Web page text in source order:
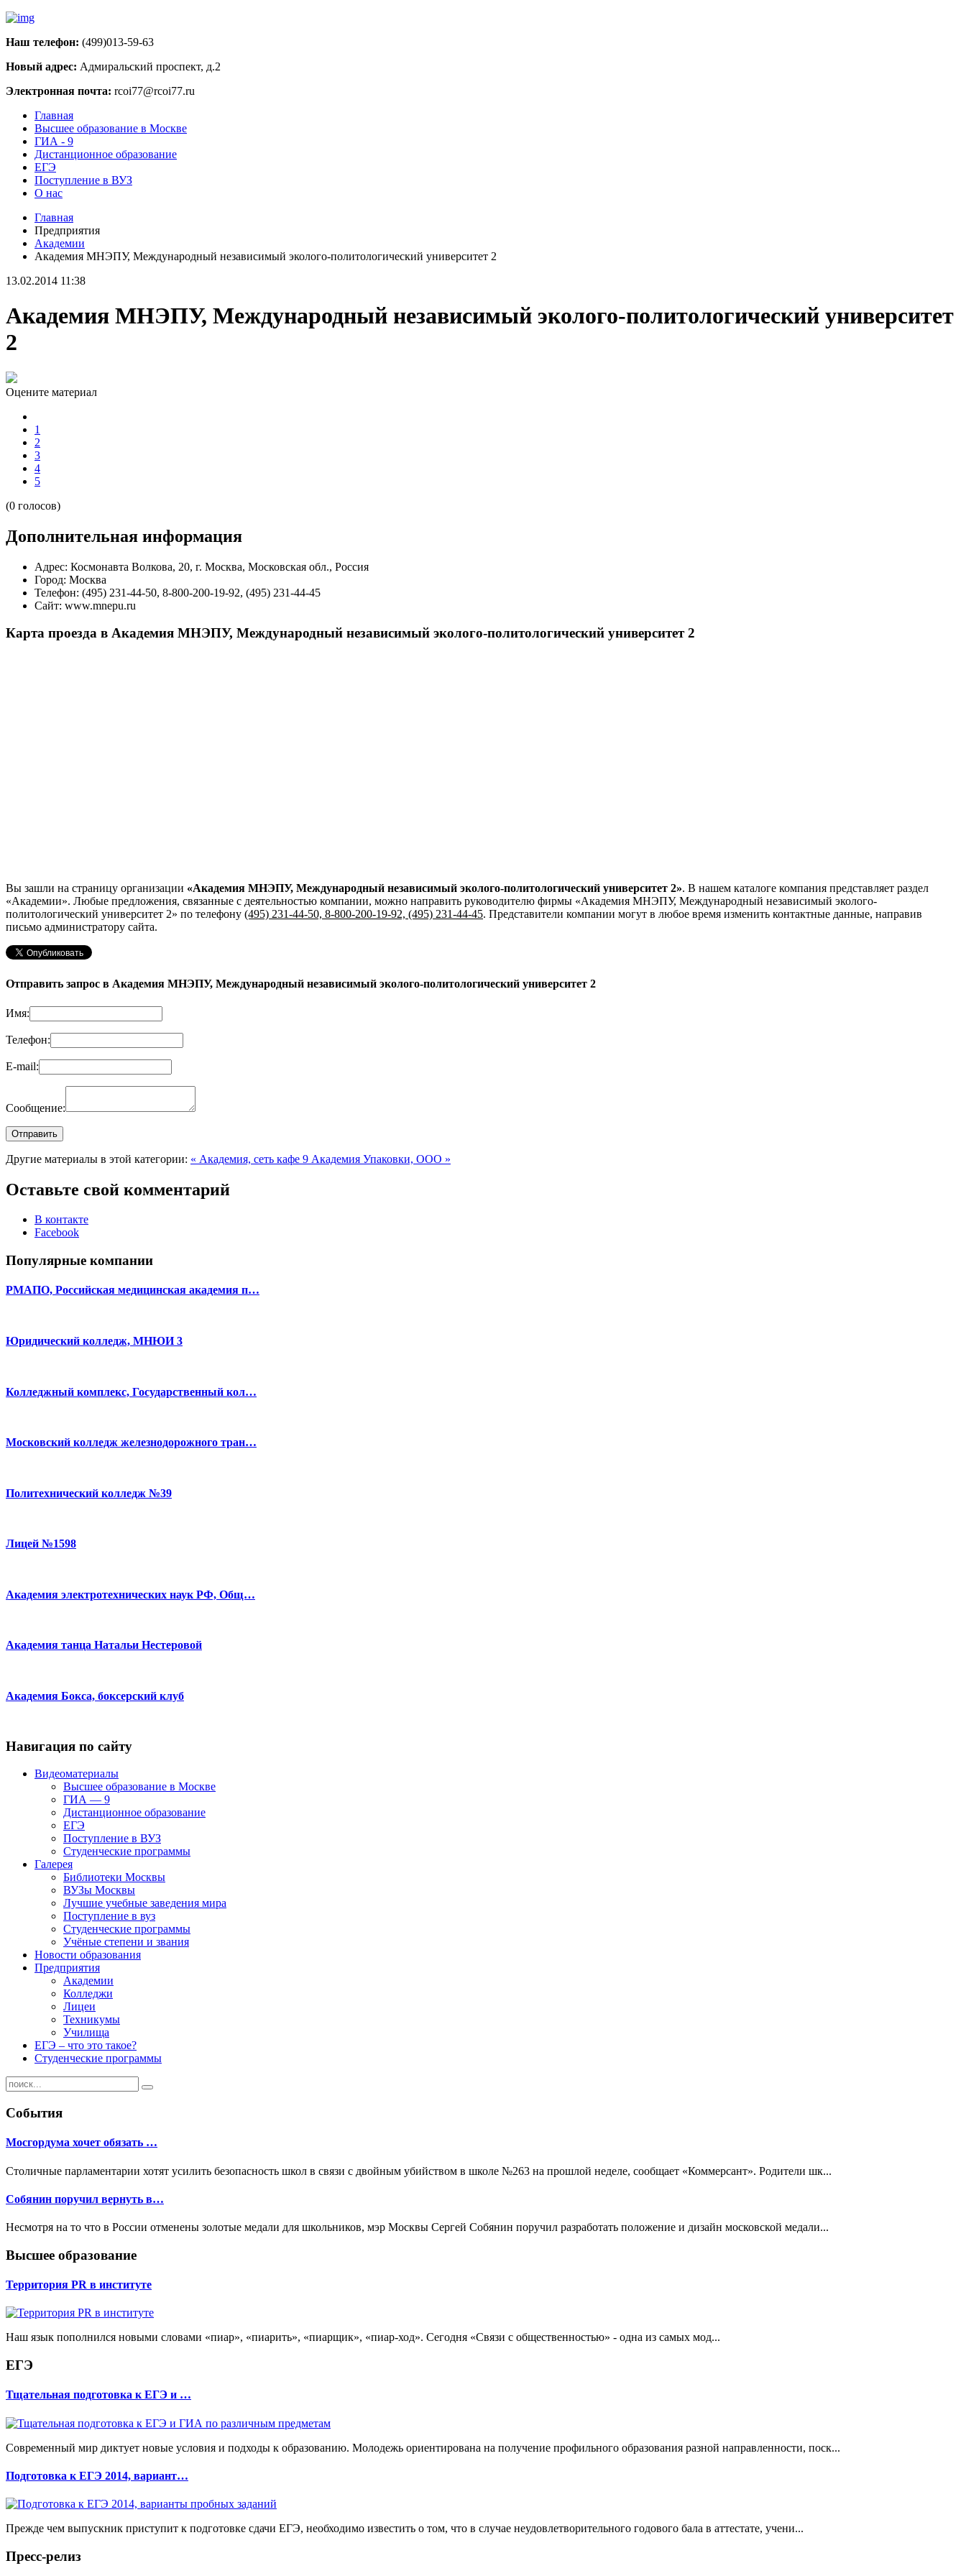
Наш телефон: (499)013-59-63
Новый адрес: Адмиральский проспект, д.2
Электронная почта: rcoi77@rcoi77.ru
Главная
Высшее образование в Москве
ГИА - 9
Дистанционное образование
ЕГЭ
Поступление в ВУЗ
О нас
Главная
Предприятия
Академии
Академия МНЭПУ, Международный независимый эколого-политологический университет 2
13.02.2014 11:38
Академия МНЭПУ, Международный независимый эколого-политологический университет
2
Оцените материал
1
2
3
4
5
(0 голосов)
Дополнительная информация
Адрес: Космонавта Волкова, 20, г. Москва, Московская обл., Россия
Город: Москва
Телефон: (495) 231-44-50, 8-800-200-19-92, (495) 231-44-45
Сайт: www.mnepu.ru
Карта проезда в Академия МНЭПУ, Международный независимый эколого-политологический университет 2
Вы зашли на страницу организации «Академия МНЭПУ, Международный независимый эколого-политологический университет 2». В нашем каталоге компания представляет раздел
«Академии». Любые предложения, связанные с деятельностью компании, можно направить руководителю фирмы «Академия МНЭПУ, Международный независимый эколого-
политологический университет 2» по телефону (495) 231-44-50, 8-800-200-19-92, (495) 231-44-45. Представители компании могут в любое время изменить контактные данные, направив
письмо администратору сайта.
Отправить запрос в Академия МНЭПУ, Международный независимый эколого-политологический университет 2
Имя:
Телефон:
E-mail:
Сообщение:
Другие материалы в этой категории: « Академия, сеть кафе 9 Академия Упаковки, ООО »
Оставьте свой комментарий
В контакте
Facebook
Популярные компании
РМАПО, Российская медицинская академия п…
Юридический колледж, МНЮИ 3
Колледжный комплекс, Государственный кол…
Московский колледж железнодорожного тран…
Политехнический колледж №39
Лицей №1598
Академия электротехнических наук РФ, Общ…
Академия танца Натальи Нестеровой
Академия Бокса, боксерский клуб
Навигация по сайту
Видеоматериалы
Высшее образование в Москве
ГИА — 9
Дистанционное образование
ЕГЭ
Поступление в ВУЗ
Студенческие программы
Галерея
Библиотеки Москвы
ВУЗы Москвы
Лучшие учебные заведения мира
Поступление в вуз
Студенческие программы
Учёные степени и звания
Новости образования
Предприятия
Академии
Колледжи
Лицеи
Техникумы
Училища
ЕГЭ – что это такое?
Студенческие программы
События
Мосгордума хочет обязать …
Столичные парламентарии хотят усилить безопасность школ в связи с двойным убийством в школе №263 на прошлой неделе, сообщает «Коммерсант». Родители шк...
Собянин поручил вернуть в…
Несмотря на то что в России отменены золотые медали для школьников, мэр Москвы Сергей Собянин поручил разработать положение и дизайн московской медали...
Высшее образование
Территория PR в институте
Наш язык пополнился новыми словами «пиар», «пиарить», «пиарщик», «пиар-ход». Сегодня «Связи с общественностью» - одна из самых мод...
ЕГЭ
Тщательная подготовка к ЕГЭ и …
Современный мир диктует новые условия и подходы к образованию. Молодежь ориентирована на получение профильного образования разной направленности, поск...
Подготовка к ЕГЭ 2014, вариант…
Прежде чем выпускник приступит к подготовке сдачи ЕГЭ, необходимо известить о том, что в случае неудовлетворительного годового бала в аттестате, учени...
Пресс-релиз